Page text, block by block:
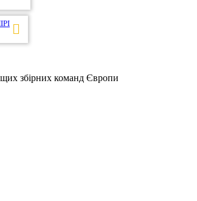
збірних команд Європи